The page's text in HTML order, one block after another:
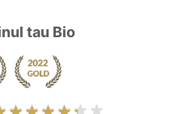
tau Bio